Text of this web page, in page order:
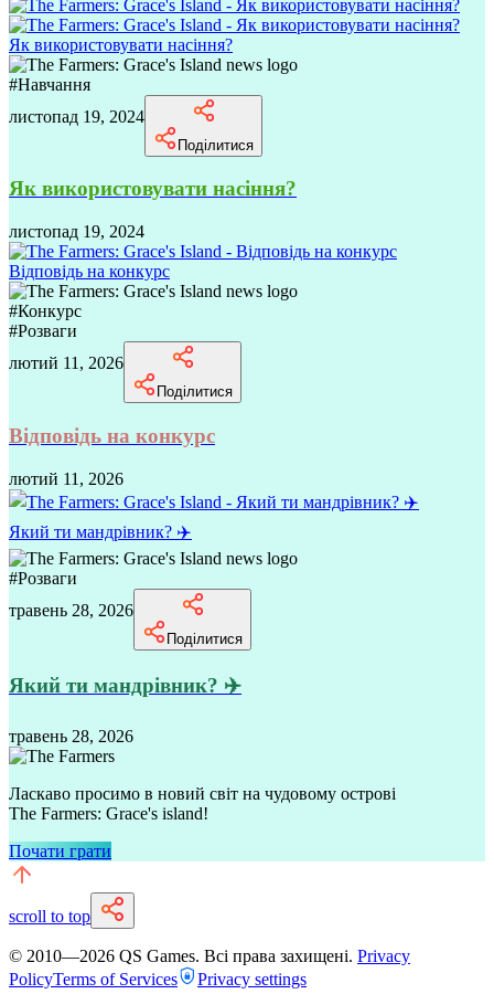
Як використовувати насіння?
#Навчання
листопад 19, 2024
Поділитися
Як використовувати насіння?
листопад 19, 2024
Відповідь на конкурс
#Конкурс
#Розваги
лютий 11, 2026
Поділитися
Відповідь на конкурс
лютий 11, 2026
Який ти мандрівник? ✈️
#Розваги
травень 28, 2026
Поділитися
Який ти мандрівник? ✈️
травень 28, 2026
Ласкаво просимо в новий світ на чудовому острові
The Farmers: Grace's island!
Почати грати
scroll to top
© 2010—2026 QS Games. Всі права захищені. Privacy
PolicyTerms of Services Privacy settings